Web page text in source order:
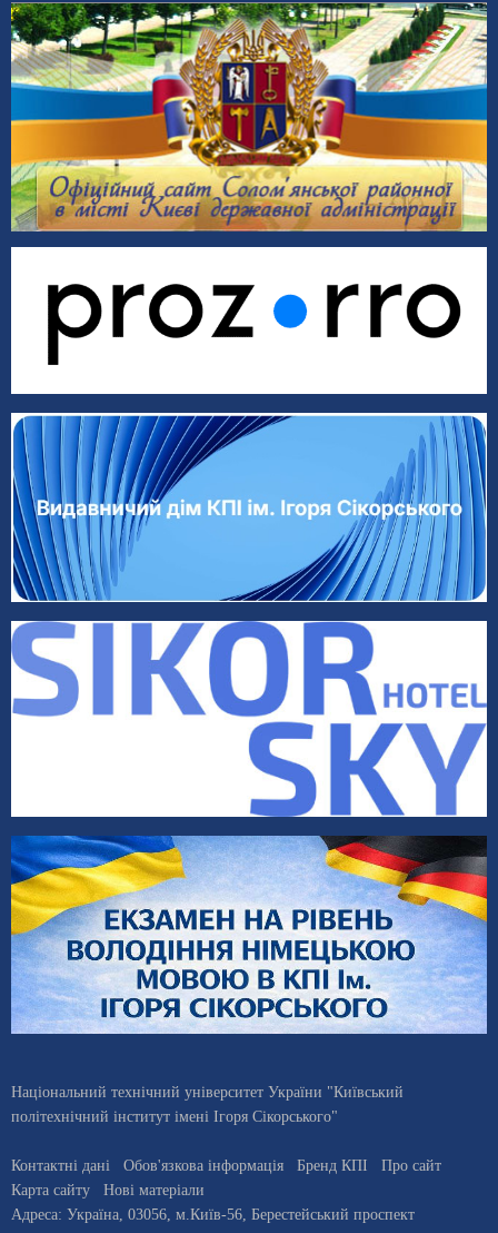
Національний технічний університет України "Київський
політехнічний інститут імені Ігоря Сікорського"
Контактні дані Обов'язкова інформація Бренд КПІ
Про сайт
Карта сайту
Нові матеріали
Адреса: Україна, 03056, м.Київ-56, Берестейський проспект